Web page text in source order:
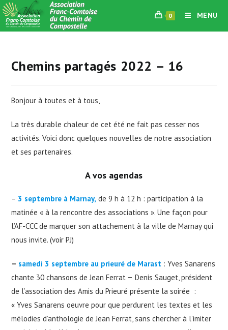
Skip
to
content
0 MENU
Chemins partagés 2022 – 16
Bonjour à toutes et à tous,
La très durable chaleur de cet été ne fait pas cesser nos
activités. Voici donc quelques nouvelles de notre association
et ses partenaires.
A vos agendas
– 3 septembre à Marnay, de 9 h à 12 h : participation à la
matinée « à la rencontre des associations ». Une façon pour
l’AF-CCC de marquer son attachement à la ville de Marnay qui
nous invite. (voir PJ)
– samedi 3 septembre au prieuré de Marast : Yves Sanarens
chante 30 chansons de Jean Ferrat – Denis Sauget, président
de l’association des Amis du Prieuré présente la soirée :
« Yves Sanarens oeuvre pour que perdurent les textes et les
mélodies d’anthologie de Jean Ferrat, sans chercher à l’imiter